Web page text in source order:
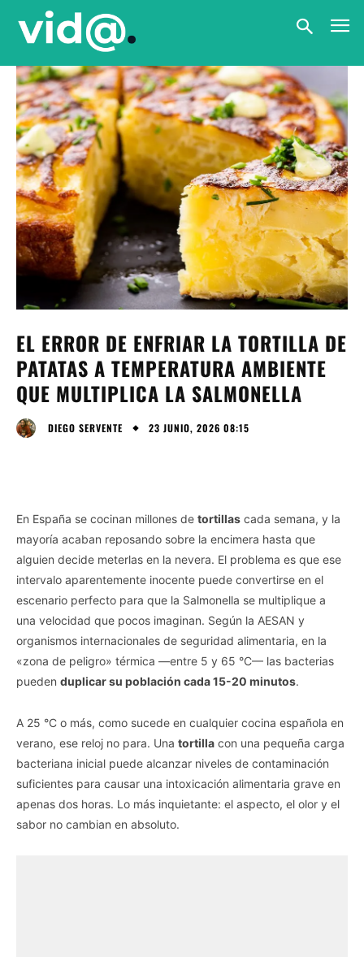
EL ERROR DE ENFRIAR LA TORTILLA DE
PATATAS A TEMPERATURA AMBIENTE
QUE MULTIPLICA LA SALMONELLA
DIEGO SERVENTE 23 JUNIO, 2026 08:15
En España se cocinan millones de tortillas cada semana, y la
mayoría acaban reposando sobre la encimera hasta que
alguien decide meterlas en la nevera. El problema es que ese
intervalo aparentemente inocente puede convertirse en el
escenario perfecto para que la Salmonella se multiplique a
una velocidad que pocos imaginan. Según la AESAN y
organismos internacionales de seguridad alimentaria, en la
«zona de peligro» térmica —entre 5 y 65 °C— las bacterias
pueden duplicar su población cada 15-20 minutos.
A 25 °C o más, como sucede en cualquier cocina española en
verano, ese reloj no para. Una tortilla con una pequeña carga
bacteriana inicial puede alcanzar niveles de contaminación
suficientes para causar una intoxicación alimentaria grave en
apenas dos horas. Lo más inquietante: el aspecto, el olor y el
sabor no cambian en absoluto.